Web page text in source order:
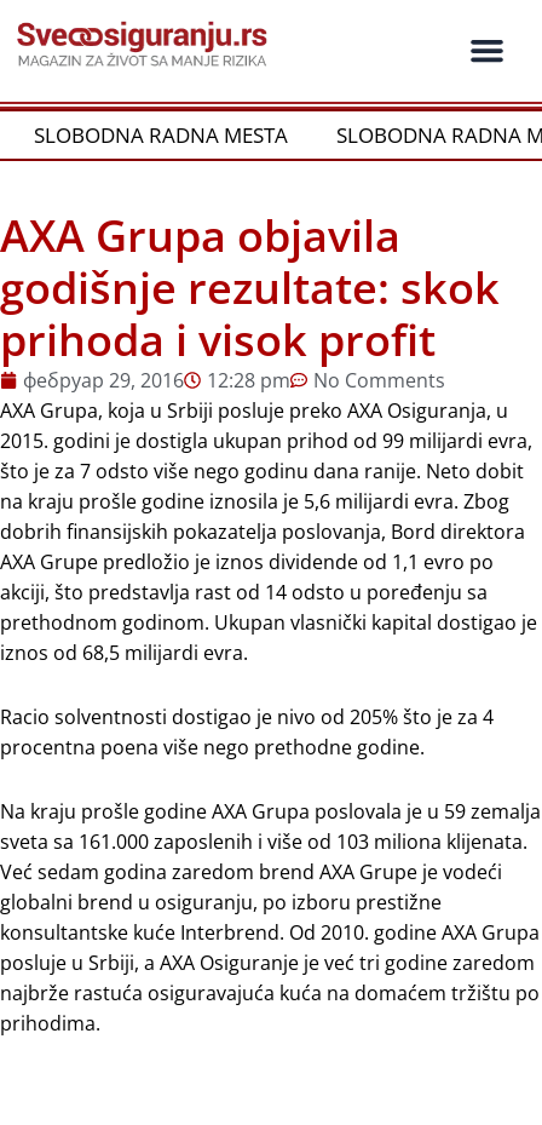
на
садржај
SLOBODNA RADNA MESTA SLOBODNA RADNA
AXA Grupa objavila
godišnje rezultate: skok
prihoda i visok profit
фебруар 29, 2016 12:28 pm
No Comments
AXA Grupa, koja u Srbiji posluje preko AXA Osiguranja, u
2015. godini je dostigla ukupan prihod od 99 milijardi evra,
što je za 7 odsto više nego godinu dana ranije. Neto dobit
na kraju prošle godine iznosila je 5,6 milijardi evra. Zbog
dobrih finansijskih pokazatelja poslovanja, Bord direktora
AXA Grupe predložio je iznos dividende od 1,1 evro po
akciji, što predstavlja rast od 14 odsto u poređenju sa
prethodnom godinom. Ukupan vlasnički kapital dostigao je
iznos od 68,5 milijardi evra.
Racio solventnosti dostigao je nivo od 205% što je za 4
procentna poena više nego prethodne godine.
Na kraju prošle godine AXA Grupa poslovala je u 59 zemalja
sveta sa 161.000 zaposlenih i više od 103 miliona klijenata.
Već sedam godina zaredom brend AXA Grupe je vodeći
globalni brend u osiguranju, po izboru prestižne
konsultantske kuće Interbrend. Od 2010. godine AXA Grupa
posluje u Srbiji, a AXA Osiguranje je već tri godine zaredom
najbrže rastuća osiguravajuća kuća na domaćem tržištu po
prihodima.